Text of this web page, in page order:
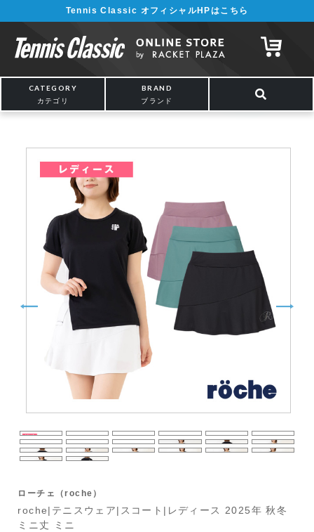
¥5,000以上の購入で送料無料!! 詳しくは こちら
Tennis Classic オフィシャルHPはこちら
CATEGORY
カテゴリ
BRAND
ブランド
ローチェ（roche）
roche|テニスウェア|スコート|レディース 2025年 秋冬
ミニ丈 ミニ